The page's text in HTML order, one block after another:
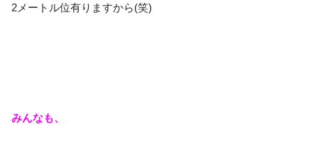
2メートル位有りますから(笑)
みんなも、